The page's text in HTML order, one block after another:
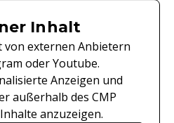
Inhalt
von externen Anbietern
oder Youtube.
Anzeigen und
außerhalb des CMP
anzuzeigen.